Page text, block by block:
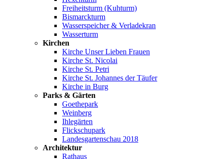
Freiheitsturm (Kuhturm)
Bismarckturm
Wasserspeicher & Verladekran
Wasserturm
Kirchen
Kirche Unser Lieben Frauen
Kirche St. Nicolai
Kirche St. Petri
Kirche St. Johannes der Täufer
Kirche in Burg
Parks & Gärten
Goethepark
Weinberg
Ihlegärten
Flickschupark
Landesgartenschau 2018
Architektur
Rathaus